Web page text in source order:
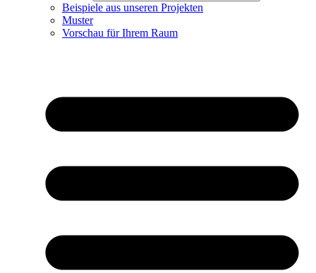
Beispiele aus unseren Projekten
Muster
Vorschau für Ihrem Raum